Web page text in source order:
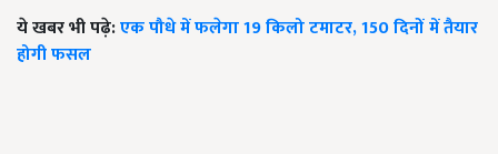
ये खबर भी पढ़े:एक पौधे में फलेगा 19 किलो टमाटर, 150 दिनों में तैयार
होगी फसल